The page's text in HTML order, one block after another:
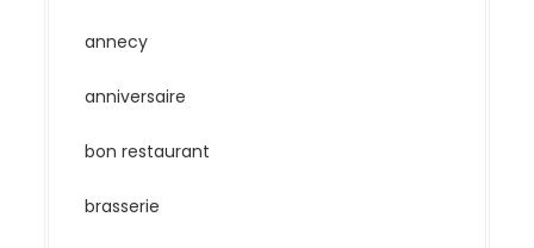
annecy
anniversaire
bon restaurant
brasserie